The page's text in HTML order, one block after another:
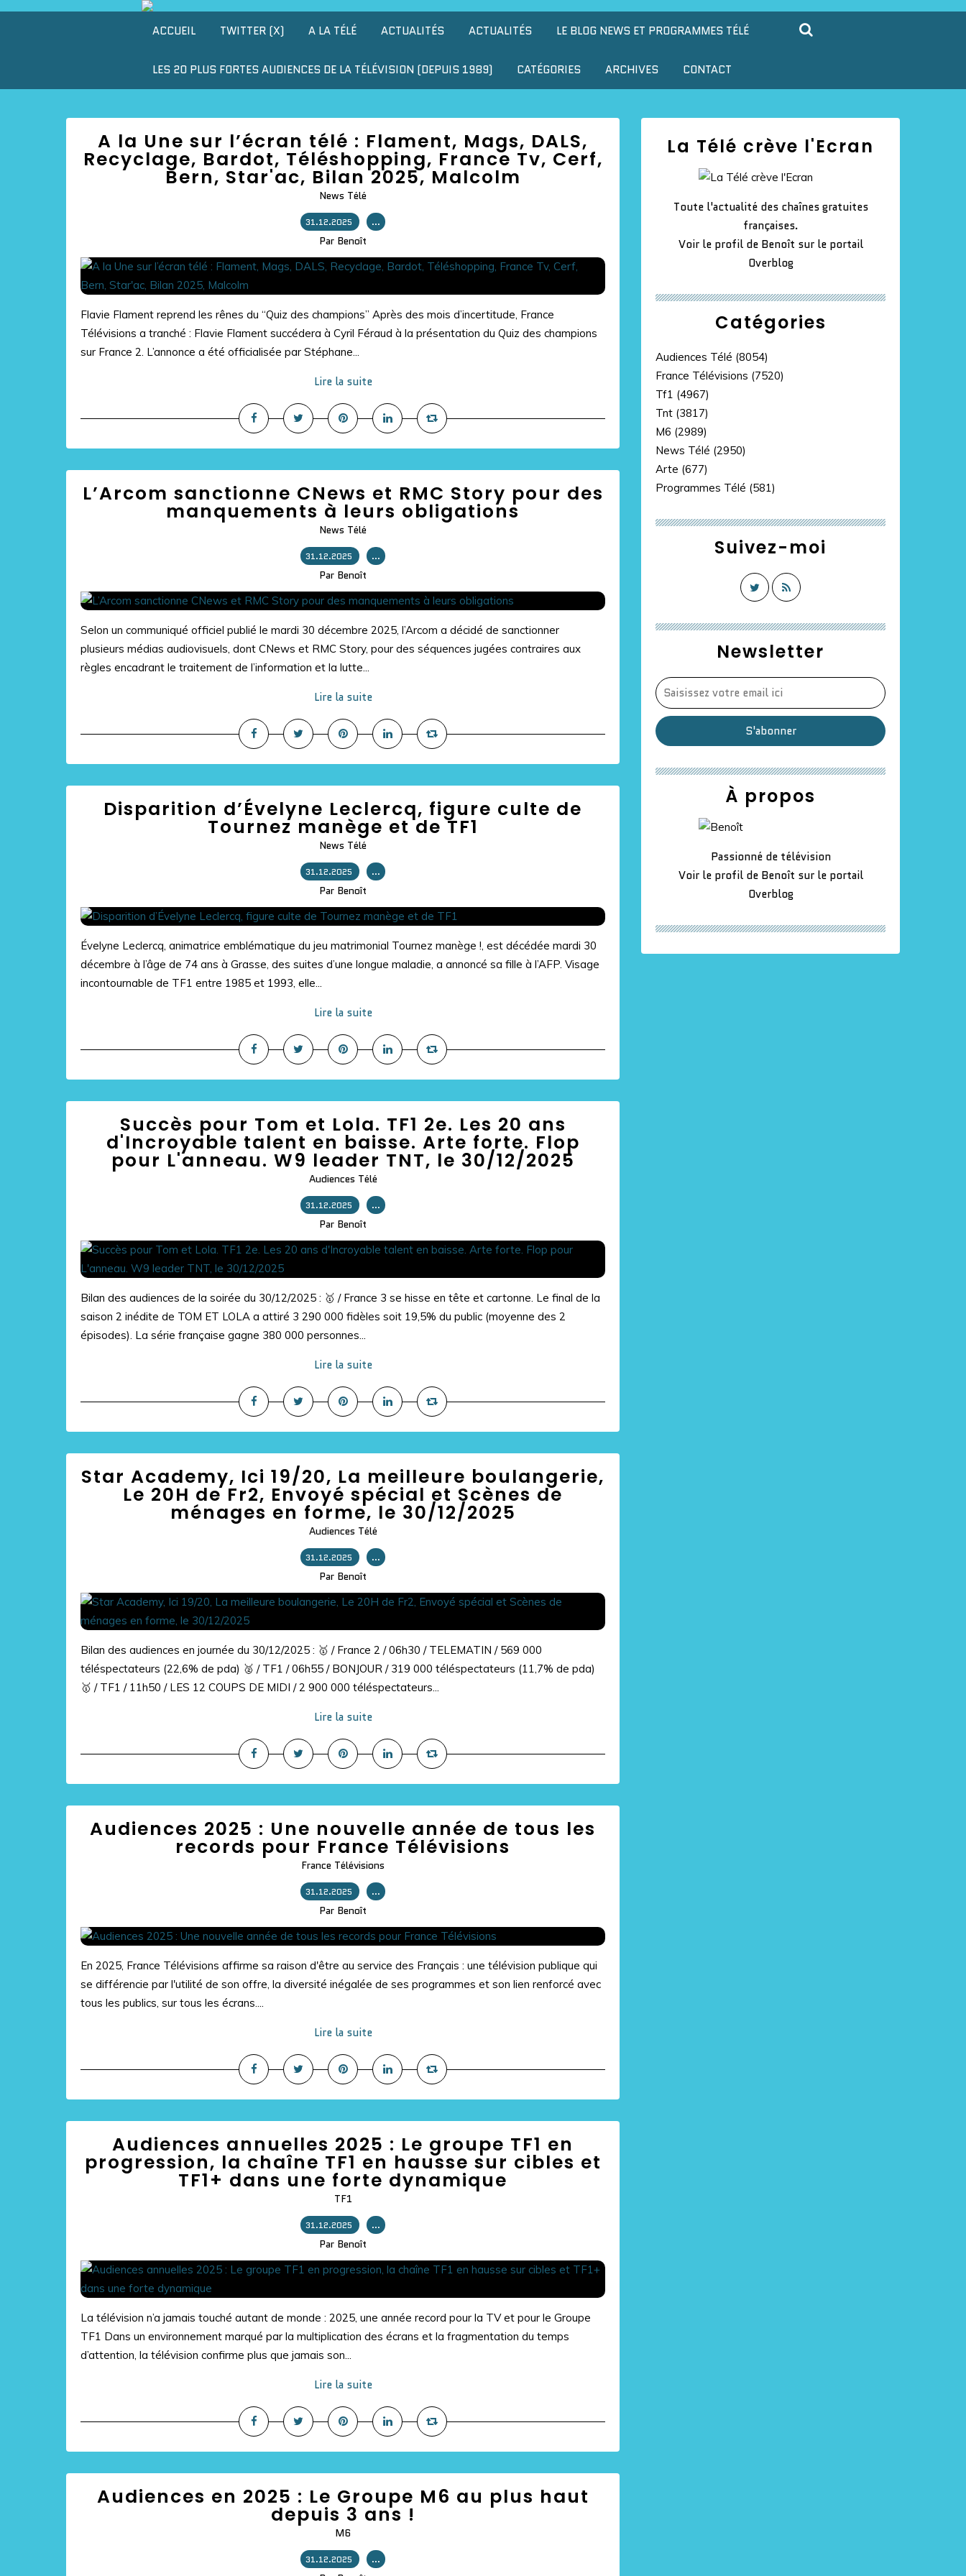
ACCUEIL TWITTER (X) A LA TÉLÉ ACTUALITÉS ACTUALITÉS LE BLOG NEWS ET PROGRAMMES TÉLÉ
LES 20 PLUS FORTES AUDIENCES DE LA TÉLÉVISION (DEPUIS 1989) CATÉGORIES ARCHIVES CONTACT
A la Une sur l’écran télé : Flament, Mags, DALS,
Recyclage, Bardot, Téléshopping, France Tv, Cerf,
Bern, Star'ac, Bilan 2025, Malcolm
News Télé
31.12.2025 …
Par Benoît
Flavie Flament reprend les rênes du “Quiz des champions” Après des mois d’incertitude, France
Télévisions a tranché : Flavie Flament succédera à Cyril Féraud à la présentation du Quiz des champions
sur France 2. L’annonce a été officialisée par Stéphane...
Lire la suite
L’Arcom sanctionne CNews et RMC Story pour des
manquements à leurs obligations
News Télé
31.12.2025 …
Par Benoît
Selon un communiqué officiel publié le mardi 30 décembre 2025, l’Arcom a décidé de sanctionner
plusieurs médias audiovisuels, dont CNews et RMC Story, pour des séquences jugées contraires aux
règles encadrant le traitement de l’information et la lutte...
Lire la suite
Disparition d’Évelyne Leclercq, figure culte de
Tournez manège et de TF1
News Télé
31.12.2025 …
Par Benoît
Évelyne Leclercq, animatrice emblématique du jeu matrimonial Tournez manège !, est décédée mardi 30
décembre à l’âge de 74 ans à Grasse, des suites d’une longue maladie, a annoncé sa fille à l’AFP. Visage
incontournable de TF1 entre 1985 et 1993, elle...
Lire la suite
Succès pour Tom et Lola. TF1 2e. Les 20 ans
d'Incroyable talent en baisse. Arte forte. Flop
pour L'anneau. W9 leader TNT, le 30/12/2025
Audiences Télé
31.12.2025 …
Par Benoît
Bilan des audiences de la soirée du 30/12/2025 : 🥇 / France 3 se hisse en tête et cartonne. Le final de la
saison 2 inédite de TOM ET LOLA a attiré 3 290 000 fidèles soit 19,5% du public (moyenne des 2
épisodes). La série française gagne 380 000 personnes...
Lire la suite
Star Academy, Ici 19/20, La meilleure boulangerie,
Le 20H de Fr2, Envoyé spécial et Scènes de
ménages en forme, le 30/12/2025
Audiences Télé
31.12.2025 …
Par Benoît
Bilan des audiences en journée du 30/12/2025 : 🥇 / France 2 / 06h30 / TELEMATIN / 569 000
téléspectateurs (22,6% de pda) 🥈 / TF1 / 06h55 / BONJOUR / 319 000 téléspectateurs (11,7% de pda)
🥇 / TF1 / 11h50 / LES 12 COUPS DE MIDI / 2 900 000 téléspectateurs...
Lire la suite
Audiences 2025 : Une nouvelle année de tous les
records pour France Télévisions
France Télévisions
31.12.2025 …
Par Benoît
En 2025, France Télévisions affirme sa raison d'être au service des Français : une télévision publique qui
se différencie par l'utilité de son offre, la diversité inégalée de ses programmes et son lien renforcé avec
tous les publics, sur tous les écrans....
Lire la suite
Audiences annuelles 2025 : Le groupe TF1 en
progression, la chaîne TF1 en hausse sur cibles et
TF1+ dans une forte dynamique
TF1
31.12.2025 …
Par Benoît
La télévision n’a jamais touché autant de monde : 2025, une année record pour la TV et pour le Groupe
TF1 Dans un environnement marqué par la multiplication des écrans et la fragmentation du temps
d’attention, la télévision confirme plus que jamais son...
Lire la suite
Audiences en 2025 : Le Groupe M6 au plus haut
depuis 3 ans !
M6
31.12.2025 …
Newsletter
Catégories
Audiences Télé (8054)
France Télévisions (7520)
Tf1 (4967)
Tnt (3817)
M6 (2989)
News Télé (2950)
Arte (677)
Programmes Télé (581)
La Télé crève l'Ecran
Toute l'actualité des chaînes gratuites
françaises.
Voir le profil de Benoît sur le portail
Overblog
Suivez-moi
À propos
Passionné de télévision
Voir le profil de Benoît sur le portail
Overblog